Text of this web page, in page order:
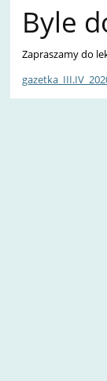
Byle
Zapraszamy do